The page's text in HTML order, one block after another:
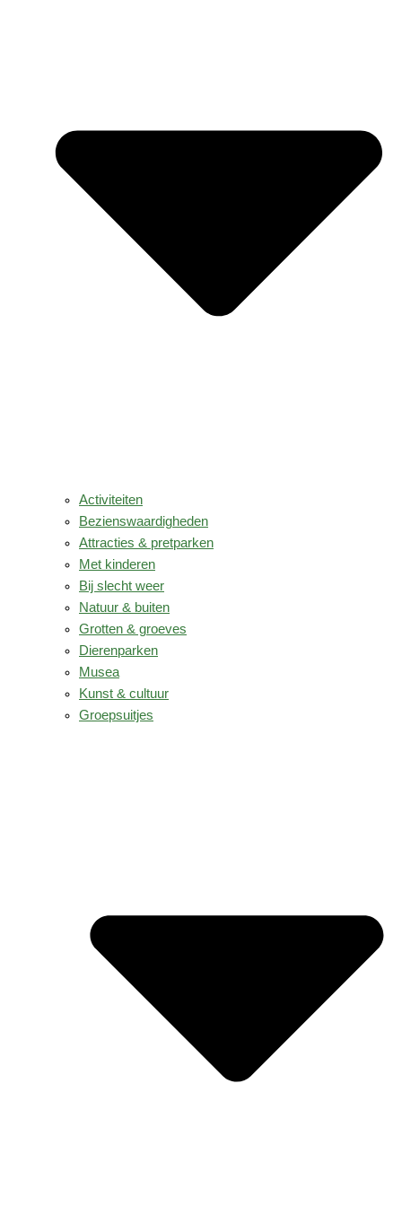
Activiteiten
Bezienswaardigheden
Attracties & pretparken
Met kinderen
Bij slecht weer
Natuur & buiten
Grotten & groeves
Dierenparken
Musea
Kunst & cultuur
Groepsuitjes